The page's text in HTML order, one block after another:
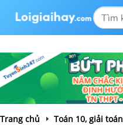
Trang chủ Toán 10, giải